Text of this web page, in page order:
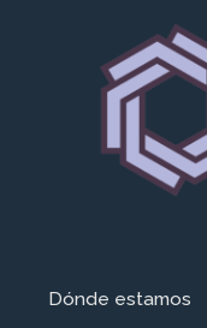
Dónde estamos